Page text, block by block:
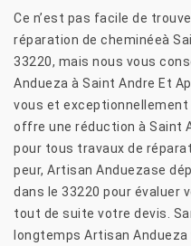
Ce n’est pas facile de
réparation de cheminéeà
33220, mais nous vous
Andueza à Saint Andre Et
vous et
offre une réduction à Saint
pour tous travaux de
peur, Artisan Anduezase
dans le 33220 pour évaluer
tout de suite votre devis.
longtemps Artisan